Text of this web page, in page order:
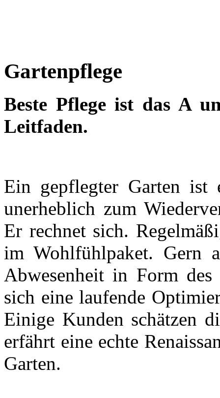
Gartenpflege
Beste Pflege ist das A
Leitfaden.
Ein gepflegter Garten ist
unerheblich zum
Er rechnet sich.
im Wohlfühlpaket. Gern
Abwesenheit in Form des
sich eine laufende
Einige Kunden schätzen
erfährt eine echte
Garten.